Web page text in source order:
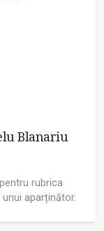
Blanariu
rubrica
aparținător.